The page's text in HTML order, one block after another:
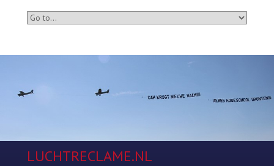
LUCHTRECLAME.NL